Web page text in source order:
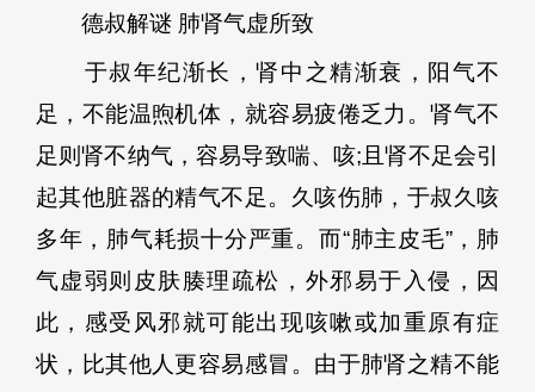
德叔解谜 肺肾气虚所致
于叔年纪渐长，肾中之精渐衰，阳气不
足，不能温煦机体，就容易疲倦乏力。肾气不
足则肾不纳气，容易导致喘、咳;且肾不足会引
起其他脏器的精气不足。久咳伤肺，于叔久咳
多年，肺气耗损十分严重。而“肺主皮毛”，肺
气虚弱则皮肤腠理疏松，外邪易于入侵，因
此，感受风邪就可能出现咳嗽或加重原有症
状，比其他人更容易感冒。由于肺肾之精不能